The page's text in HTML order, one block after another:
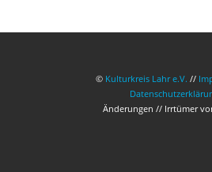
© Kulturkreis Lahr e.V. //
Änderungen // Irrtümer